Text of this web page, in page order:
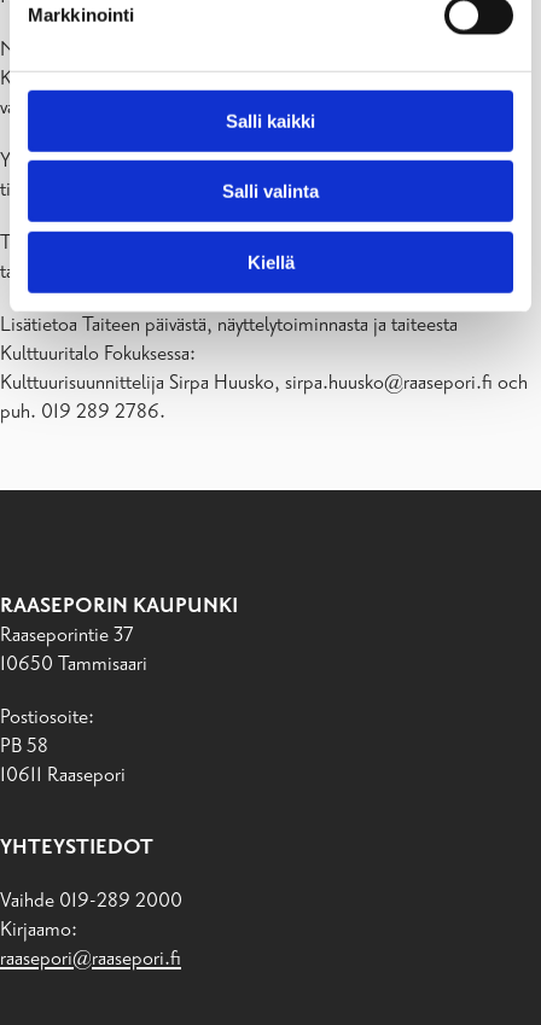
Markkinointi
Salli kaikki
Salli valinta
Kiellä
Näyttelytoiminta
Kulttuurisuunnittelija Sirpa Huusko kertoo näyttelytoiminnasta ja
vastaa kysymyksiin.
Yleisöllä on myös mahdollisuus tutustua Karjaan kirjaston uusiin
tiloihin ja kahvitella Café systerÅbrorssa.
Toivotamma kaikki sydämellisesti tervetulleiksi tutustumaan
taiteeseen ja Kulttuuritalo Fokukseen.
Lisätietoa Taiteen päivästä, näyttelytoiminnasta ja taiteesta
Kulttuuritalo Fokuksessa:
Kulttuurisuunnittelija Sirpa Huusko, sirpa.huusko@raasepori.fi och
puh. 019 289 2786.
RAASEPORIN KAUPUNKI
Raaseporintie 37
10650 Tammisaari
Postiosoite:
PB 58
10611 Raasepori
YHTEYSTIEDOT
Vaihde 019-289 2000
Kirjaamo:
raasepori@raasepori.fi